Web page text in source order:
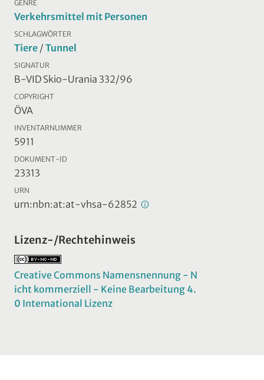
GENRE
Verkehrsmittel mit Personen
SCHLAGWÖRTER
Tiere / Tunnel
SIGNATUR
B-VID Skio-Urania 332/96
COPYRIGHT
ÖVA
INVENTARNUMMER
5911
DOKUMENT-ID
23313
URN
urn:nbn:at:at-vhsa-62852
Lizenz-/Rechtehinweis
Creative Commons Namensnennung - N
icht kommerziell - Keine Bearbeitung 4.
0 International Lizenz